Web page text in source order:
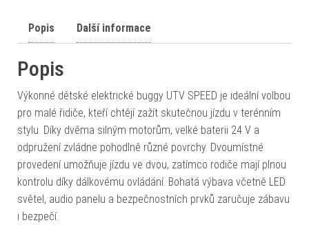
Popis Další informace
Popis
Výkonné dětské elektrické buggy UTV SPEED je ideální volbou
pro malé řidiče, kteří chtějí zažít skutečnou jízdu v terénním
stylu. Díky dvěma silným motorům, velké baterii 24 V a
odpružení zvládne pohodlně různé povrchy. Dvoumístné
provedení umožňuje jízdu ve dvou, zatímco rodiče mají plnou
kontrolu díky dálkovému ovládání. Bohatá výbava včetně LED
světel, audio panelu a bezpečnostních prvků zaručuje zábavu
i bezpečí.